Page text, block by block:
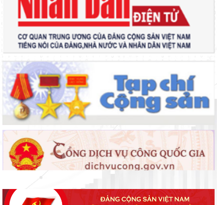
Lợi, xã Tuyên Quang
về tiến độ giải ngân vốn đầu tư công
Lãnh đạo UBND tỉnh nghe báo cáo tình hình triển khai các dự
án nghĩa trang sinh thái, nhà hỏa táng